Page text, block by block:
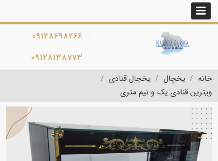
09128698266
09128138773
خانه
یخچال
یخچال قنادی
ویترین قنادی یک و نیم متری